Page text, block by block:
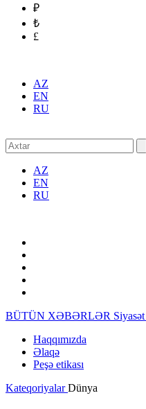
₽
₺
£
AZ
EN
RU
AZ
EN
RU
BÜTÜN XƏBƏRLƏR Siyasət
Haqqımızda
Əlaqə
Peşə etikası
KateqoriyalarDünya